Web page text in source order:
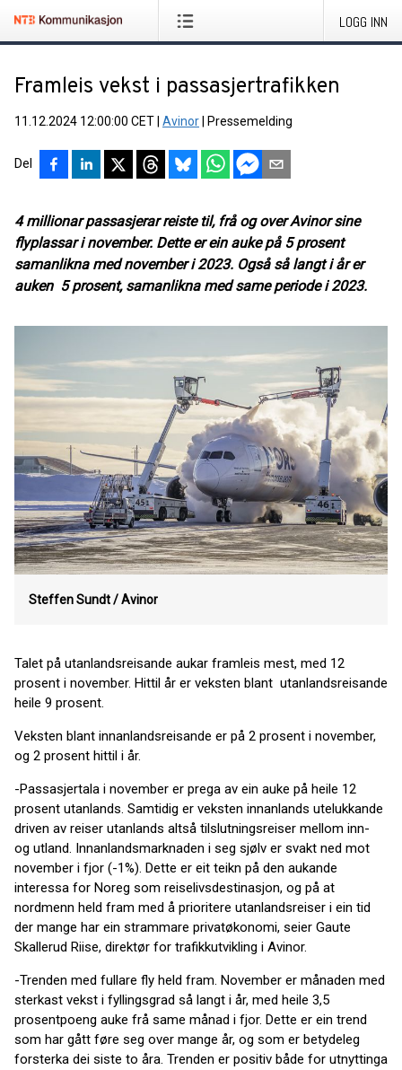
LOGG INN
Framleis vekst i passasjertrafikken
11.12.2024 12:00:00 CET Avinor Pressemelding
Del
4 millionar passasjerar reiste til, frå og over Avinor sine
flyplassar i november. Dette er ein auke på 5 prosent
samanlikna med november i 2023. Også så langt i år er
auken 5 prosent, samanlikna med same periode i 2023.
Steffen Sundt /Avinor
Talet på utanlandsreisande aukar framleis mest, med 12
prosent i november. Hittil år er veksten blant utanlandsreisande
heile 9 prosent.
Veksten blant innanlandsreisande er på 2 prosent i november,
og 2 prosent hittil i år.
-Passasjertala i november er prega av ein auke på heile 12
prosent utanlands. Samtidig er veksten innanlands utelukkande
driven av reiser utanlands altså tilslutningsreiser mellom inn-
og utland. Innanlandsmarknaden i seg sjølv er svakt ned mot
november i fjor (-1%). Dette er eit teikn på den aukande
interessa for Noreg som reiselivsdestinasjon, og på at
nordmenn held fram med å prioritere utanlandsreiser i ein tid
der mange har ein strammare privatøkonomi, seier Gaute
Skallerud Riise, direktør for trafikkutvikling i Avinor.
-Trenden med fullare fly held fram. November er månaden med
sterkast vekst i fyllingsgrad så langt i år, med heile 3,5
prosentpoeng auke frå same månad i fjor. Dette er ein trend
som har gått føre seg over mange år, og som er betydeleg
forsterka dei siste to åra. Trenden er positiv både for utnyttinga